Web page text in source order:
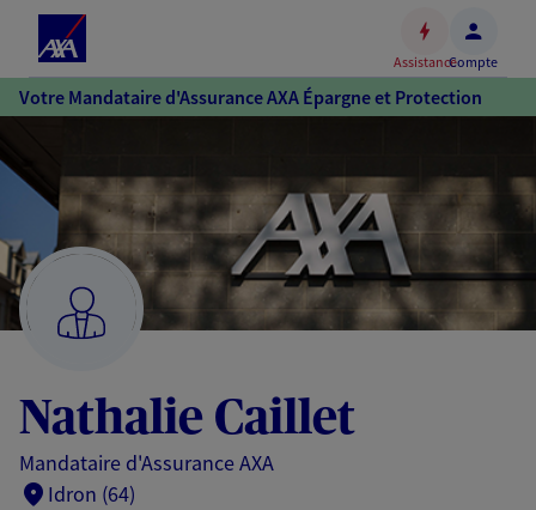
Accéder
au
Accéder
au
pied
de
page
AssistanceCompte
Votre Mandataire d'Assurance AXA Épargne et Protection
Nathalie Caillet
Mandataire d'Assurance AXA
Idron (64)